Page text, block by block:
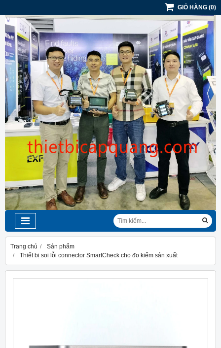
GIỎ HÀNG (0)
Trang chủ
Sản phẩm
Thiết bị soi lỗi connector SmartCheck cho đo kiểm sản xuất